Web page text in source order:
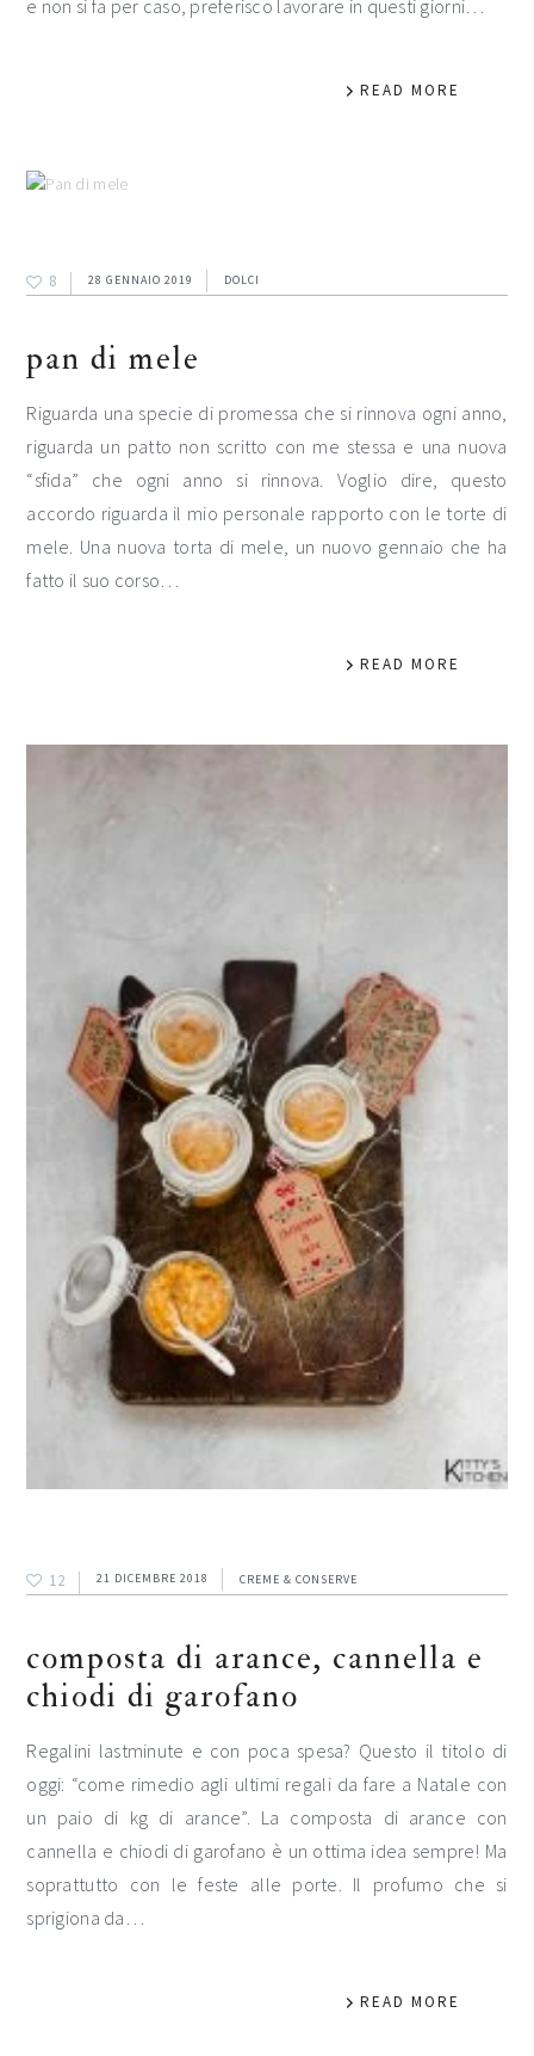
e non si fa per caso, preferisco lavorare in questi giorni…
READ MORE
8 28 GENNAIO 2019 DOLCI
pan di mele
Riguarda una specie di promessa che si rinnova ogni anno,
riguarda un patto non scritto con me stessa e una nuova
“sfida” che ogni anno si rinnova. Voglio dire, questo
accordo riguarda il mio personale rapporto con le torte di
mele. Una nuova torta di mele, un nuovo gennaio che ha
fatto il suo corso…
READ MORE
12 21 DICEMBRE 2018 CREME & CONSERVE
composta di arance, cannella e
chiodi di garofano
Regalini lastminute e con poca spesa? Questo il titolo di
oggi: “come rimedio agli ultimi regali da fare a Natale con
un paio di kg di arance”. La composta di arance con
cannella e chiodi di garofano è un ottima idea sempre! Ma
soprattutto con le feste alle porte. Il profumo che si
sprigiona da…
READ MORE